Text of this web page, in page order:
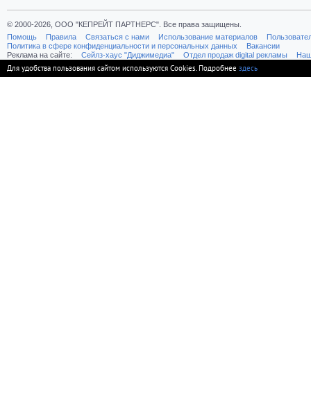
© 2000-2026, ООО "КЕПРЕЙТ ПАРТНЕРС". Все права защищены.
Помощь
Правила Связаться с нами Использование материалов
Политика в сфере конфиденциальности и персональных данных
Вакансии
Реклама на сайте:
Cейлз-хаус "Диджимедиа" Отдел продаж digital рекламы
Для удобства пользования сайтом используются Cookies. Подробнее здесь